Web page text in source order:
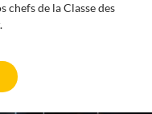
chefs de la Classe des